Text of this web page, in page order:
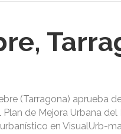
(Tarragona) aprueba
de Mejora Urbana del
en VisualUrb-